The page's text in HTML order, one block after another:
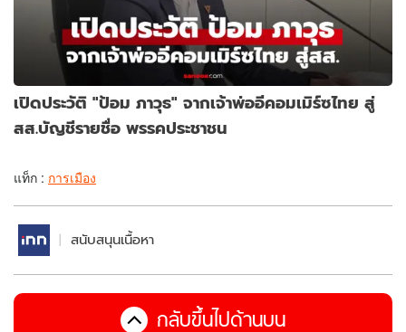
เปิดประวัติ "ป้อม ภาวุธ" จากเจ้าพ่ออีคอมเมิร์ซไทย สู่
สส.บัญชีรายชื่อ พรรคประชาชน
แท็ก : การเมือง
สนับสนุนเนื้อหา
กลับขึ้นไปด้านบน